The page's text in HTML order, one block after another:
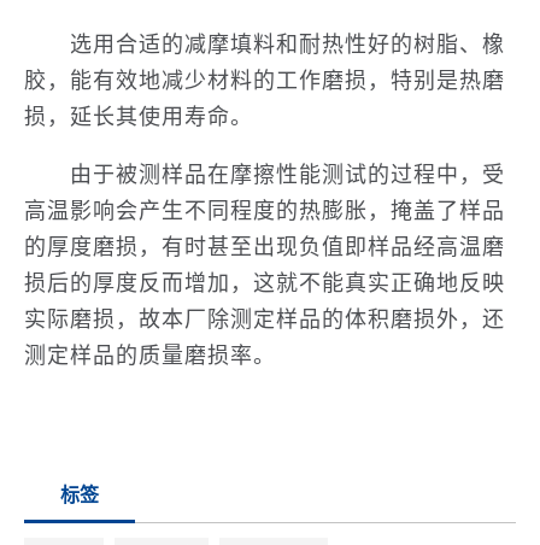
选用合适的减摩填料和耐热性好的树脂、橡
胶，能有效地减少材料的工作磨损，特别是热磨
损，延长其使用寿命。
由于被测样品在摩擦性能测试的过程中，受
高温影响会产生不同程度的热膨胀，掩盖了样品
的厚度磨损，有时甚至出现负值即样品经高温磨
损后的厚度反而增加，这就不能真实正确地反映
实际磨损，故本厂除测定样品的体积磨损外，还
测定样品的质量磨损率。
标签